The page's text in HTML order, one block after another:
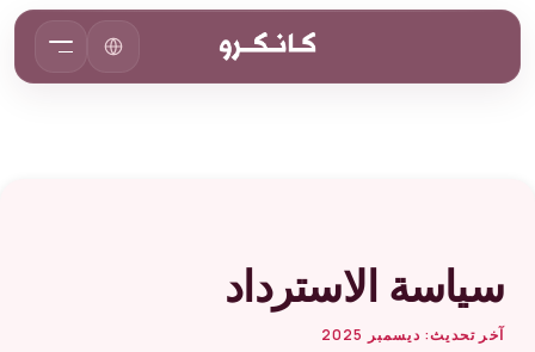
سياسة الاسترداد
آخر تحديث: ديسمبر 2025